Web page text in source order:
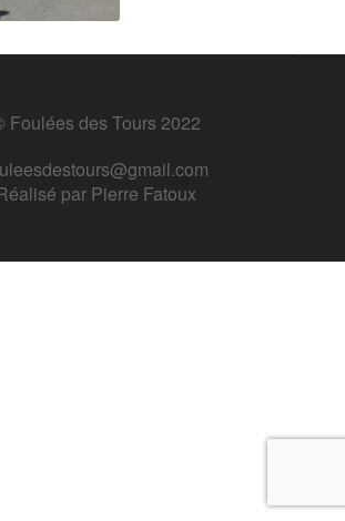
Foulées des Tours 2022
par Pierre Fatoux